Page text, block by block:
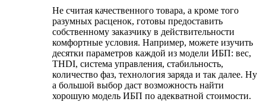
Не считая качественного товара, а кроме того
разумных расценок, готовы предоставить
собственному заказчику в действительности
комфортные условия. Например, можете изучить
десятки параметров каждой из модели ИБП: вес,
THDI, система управления, стабильность,
количество фаз, технология заряда и так далее. Ну
а большой выбор даст возможность найти
хорошую модель ИБП по адекватной стоимости.